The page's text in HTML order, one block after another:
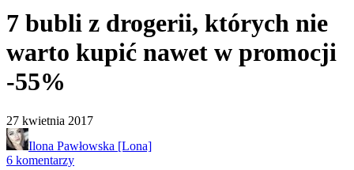
7 bubli z drogerii, których nie
warto kupić nawet w promocji
-55%
27 kwietnia 2017
Ilona Pawłowska [Lona]
6 komentarzy